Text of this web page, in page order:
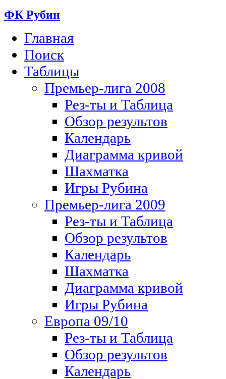
ФК Рубин
Главная
Поиск
Таблицы
Премьер-лига 2008
Рез-ты и Таблица
Обзор результов
Календарь
Диаграмма кривой
Шахматка
Игры Рубина
Премьер-лига 2009
Рез-ты и Таблица
Обзор результов
Календарь
Шахматка
Диаграмма кривой
Игры Рубина
Европа 09/10
Рез-ты и Таблица
Обзор результов
Календарь